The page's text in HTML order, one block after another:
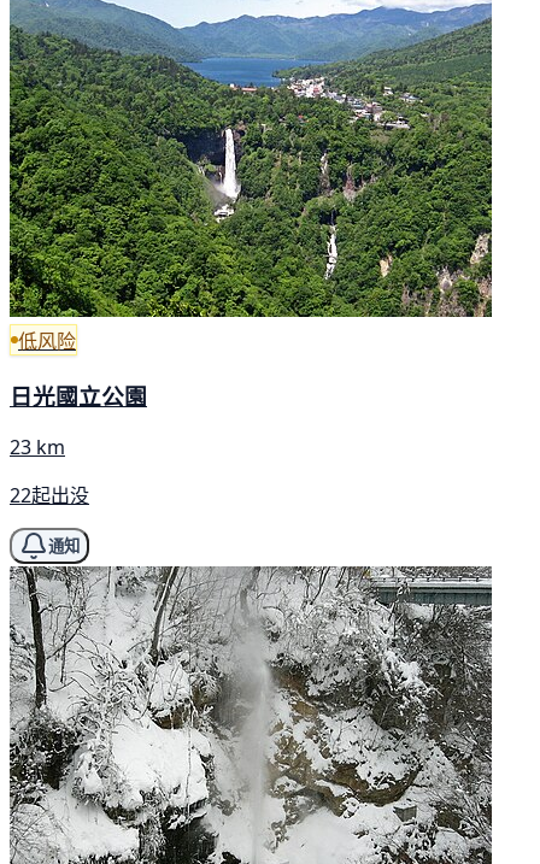
低风险
日光國立公園
23 km
22起出没
通知